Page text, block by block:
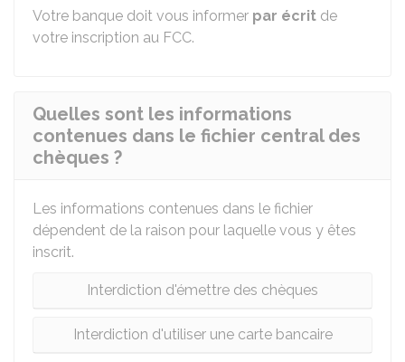
Votre banque doit vous informer par écrit de
votre inscription au FCC.
Quelles sont les informations
contenues dans le fichier central des
chèques ?
Les informations contenues dans le fichier
dépendent de la raison pour laquelle vous y êtes
inscrit.
Interdiction d'émettre des chèques
Interdiction d'utiliser une carte bancaire